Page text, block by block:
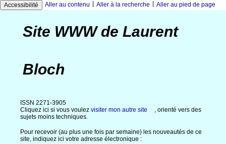
Accessibilité Aller au contenu Aller à la recherche Aller au pied de page
Site WWW de Laurent
Bloch
ISSN 2271-3905
Cliquez ici si vous voulez visiter mon autre site
, orienté vers des
sujets moins techniques.
Pour recevoir (au plus une fois par semaine) les nouveautés de ce
site, indiquez ici votre adresse électronique :